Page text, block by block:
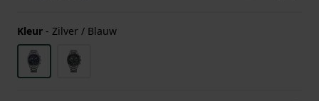
Kleur - Zilver / Blauw